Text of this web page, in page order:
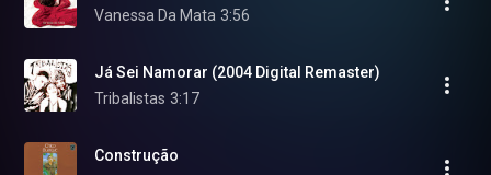
Vanessa Da Mata 3:56
Já Sei Namorar (2004 Digital Remaster)
Tribalistas 3:17
Construção